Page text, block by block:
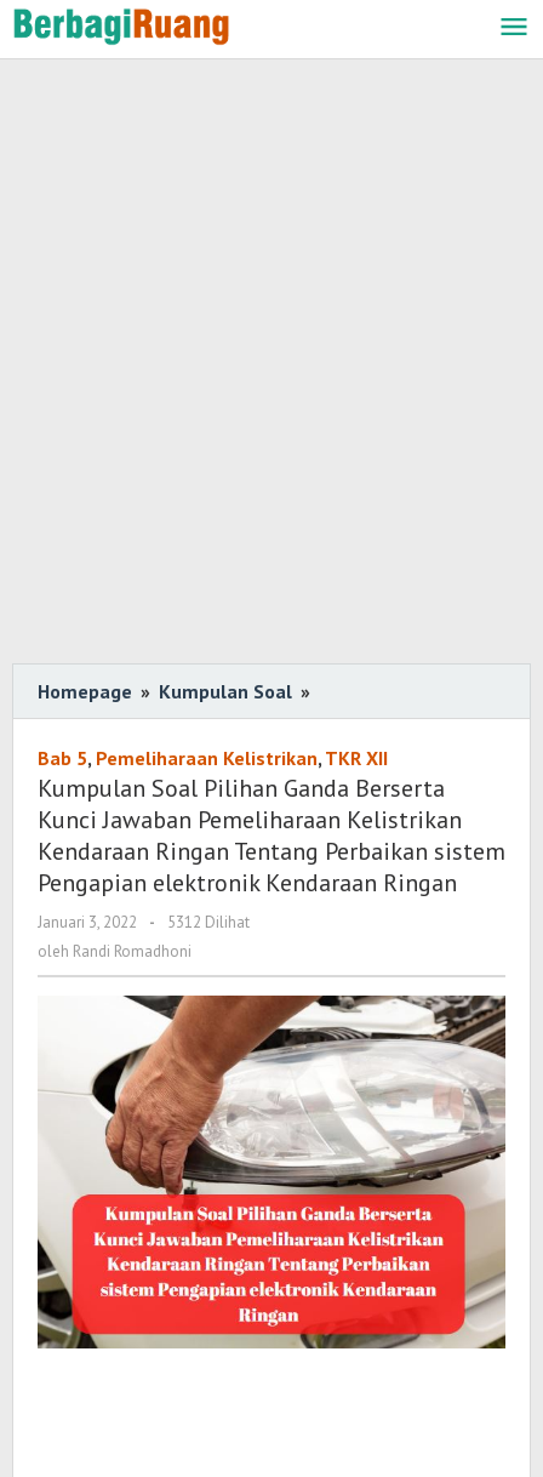
Lewati
ke
Homepage » Kumpulan Soal »
Soal
Pilihan
Ganda
Berserta
Kunci
Jawaban
Pemeliharaan
Ringan
Tentang
Perbaikan
Pengapian
elektronik
Kendaraan
Ringan
Bab 5, Pemeliharaan Kelistrikan, TKR XII
Kumpulan Soal Pilihan Ganda Berserta
Kunci Jawaban Pemeliharaan Kelistrikan
Kendaraan Ringan Tentang Perbaikan sistem
Pengapian elektronik Kendaraan Ringan
Januari 3, 2022
oleh
Randi
-
5312 Dilihat
oleh Randi Romadhoni